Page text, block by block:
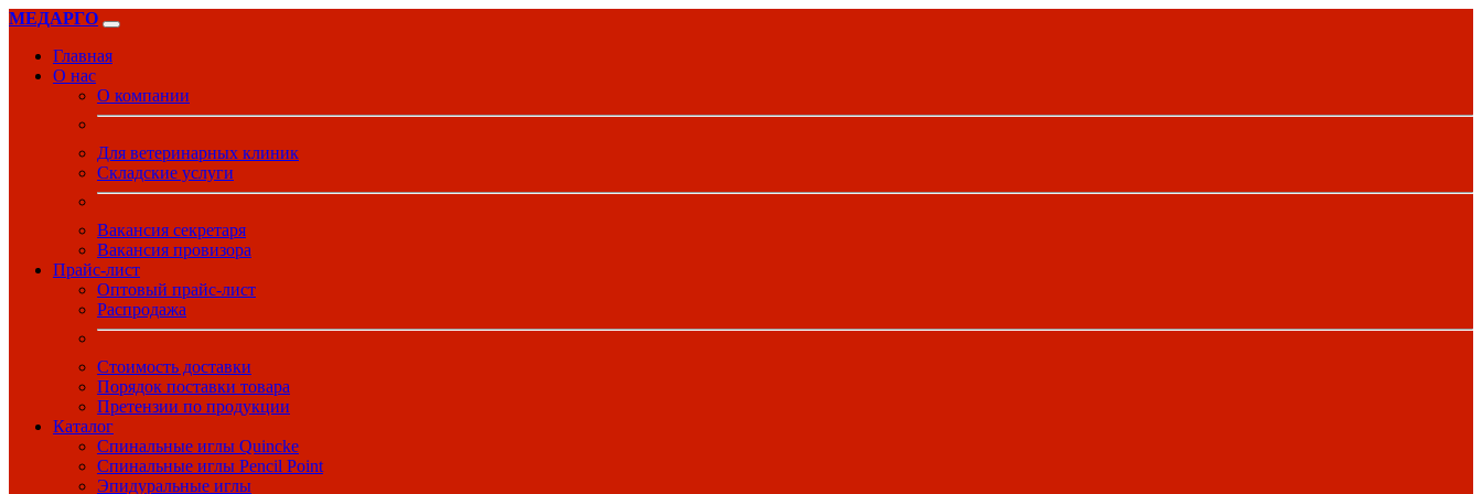
МЕДАРГО
Главная
О нас
О компании
Для ветеринарных клиник
Складские услуги
Вакансия секретаря
Вакансия провизора
Прайс-лист
Оптовый прайс-лист
Распродажа
Стоимость доставки
Порядок поставки товара
Претензии по продукции
Каталог
Спинальные иглы Quincke
Спинальные иглы Pencil Point
Эпидуральные иглы